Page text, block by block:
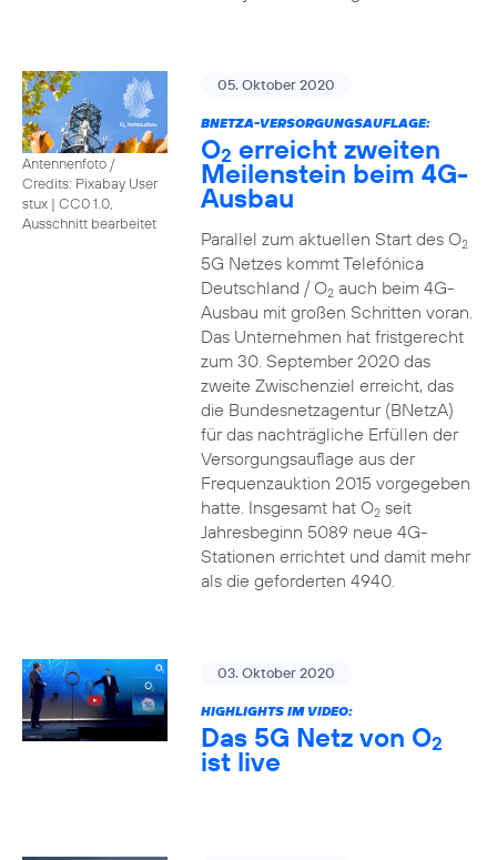
Antennenfoto /
Credits: Pixabay User
stux | CC0 1.0,
Ausschnitt bearbeitet
05. Oktober 2020
BNETZA-VERSORGUNGSAUFLAGE:
O2 erreicht zweiten
Meilenstein beim 4G-
Ausbau
Parallel zum aktuellen Start des O2
5G Netzes kommt Telefónica
Deutschland / O2auch beim 4G-
Ausbau mit großen Schritten voran.
Das Unternehmen hat fristgerecht
zum 30. September 2020 das
zweite Zwischenziel erreicht, das
die Bundesnetzagentur (BNetzA)
für das nachträgliche Erfüllen der
Versorgungsauflage aus der
Frequenzauktion 2015 vorgegeben
hatte. Insgesamt hat O2seit
Jahresbeginn 5089 neue 4G-
Stationen errichtet und damit mehr
als die geforderten 4940.
03. Oktober 2020
HIGHLIGHTS IM VIDEO:
Das 5G Netz von O2
ist live